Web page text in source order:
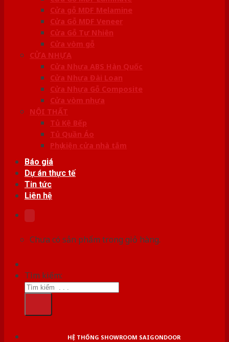
Cửa gỗ MDF Melamine
Cửa Gỗ MDF Veneer
Cửa Gỗ Tự Nhiên
Cửa vòm gỗ
CỬA NHỰA
Cửa Nhựa ABS Hàn Quốc
Cửa Nhựa Đài Loan
Cửa Nhựa Gỗ Composite
Cửa vòm nhựa
NỘI THẤT
Tủ Kệ Bếp
Tủ Quần Áo
Phụ kiện cửa nhà tắm
Báo giá
Dự án thực tế
Tin tức
Liên hệ
Chưa có sản phẩm trong giỏ hàng.
Tìm kiếm:
HỆ THỐNG SHOWROOM SAIGONDOOR